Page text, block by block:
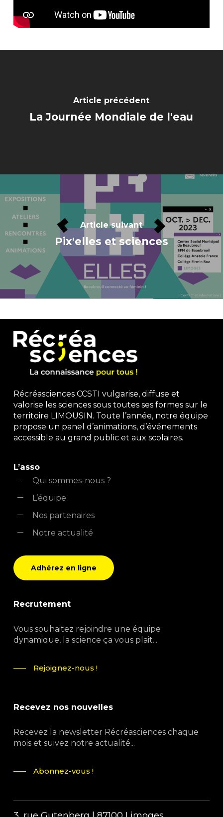
Article précédent
La Journée Mondiale de l'eau
Article suivant
Pix'elles et sciences
Récréasciences CCSTI vulgarise, diffuse et
valorise les sciences sous toutes ses formes sur le
territoire LIMOUSIN. Toute l’année, notre équipe
propose un panel d’animations, d’événements
accessible au grand public et aux scolaires.
L’asso
Qui sommes-nous ?
L’équipe
Nos partenaires
Notre actualité
Adhérez en ligne
Recrutement
Vous souhaitez rejoindre une équipe
dynamique, la science ça vous plait...
Rejoignez-nous !
Recevez nos nouvelles
Recevez la newsletter Récréasciences chaque
mois et suivez notre actualité...
Abonnez-vous !